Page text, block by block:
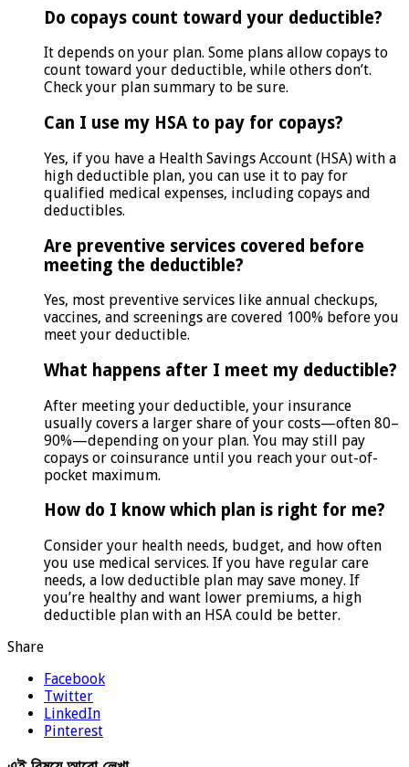
Do copays count toward your deductible?
It depends on your plan. Some plans allow copays to
count toward your deductible, while others don’t.
Check your plan summary to be sure.
Can I use my HSA to pay for copays?
Yes, if you have a Health Savings Account (HSA) with a
high deductible plan, you can use it to pay for
qualified medical expenses, including copays and
deductibles.
Are preventive services covered before
meeting the deductible?
Yes, most preventive services like annual checkups,
vaccines, and screenings are covered 100% before you
meet your deductible.
What happens after I meet my deductible?
After meeting your deductible, your insurance
usually covers a larger share of your costs—often 80–
90%—depending on your plan. You may still pay
copays or coinsurance until you reach your out-of-
pocket maximum.
How do I know which plan is right for me?
Consider your health needs, budget, and how often
you use medical services. If you have regular care
needs, a low deductible plan may save money. If
you’re healthy and want lower premiums, a high
deductible plan with an HSA could be better.
Share
Facebook
Twitter
LinkedIn
Pinterest